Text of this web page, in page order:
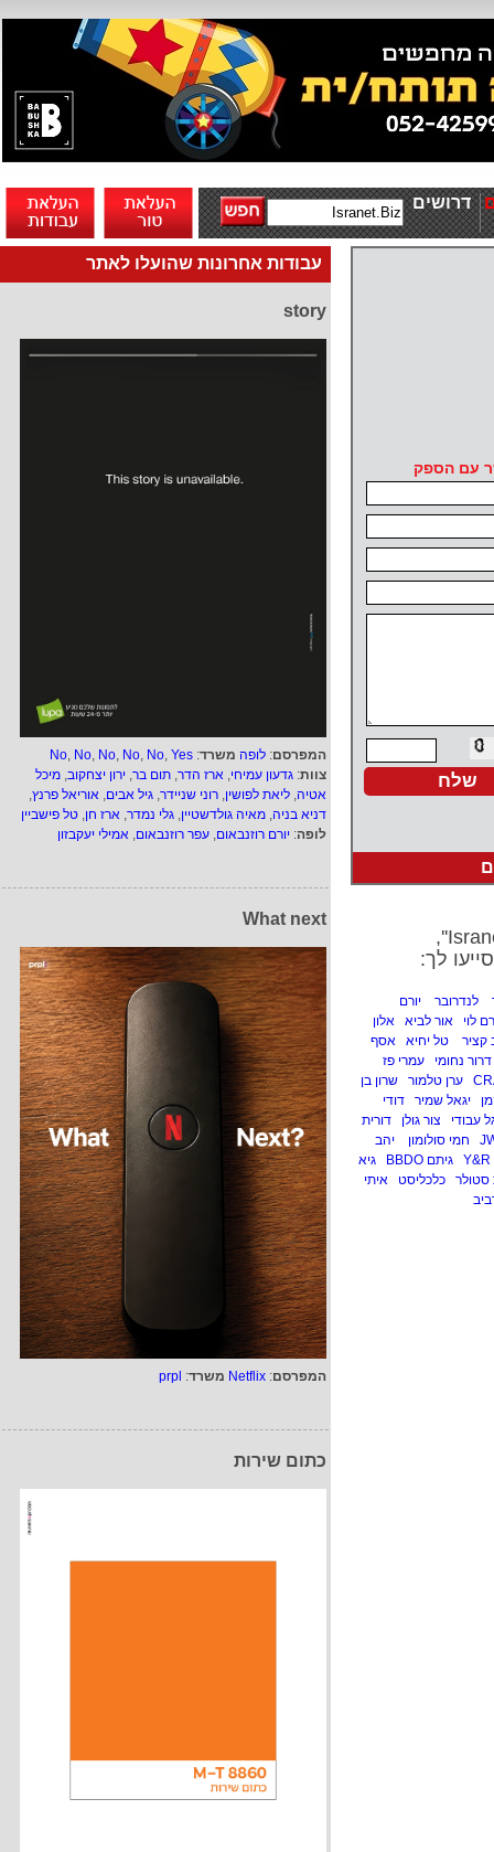
דרושים
עבודות אחרונות שהועלו לאתר
story
המפרסם: לופה משרד:
No, No, No, No, No, Yes
צוות: גדעון עמיחי, ארז הדר, תום בר, ירון יצחקוב, מיכל
אטיה, ליאת לפושין, רוני שניידר, גיל אבים, אוריאל פרנץ,
דניא בניה, מאיה גולדשטיין, גלי נמדר, ארז חן, טל פישביין
לופה: יורם רוזנבאום, עפר רוזנבאום, אמילי יעקבזון
What next
המפרסם:
Netflix משרד:
prpl
כתום שירות
עם הספק
לך:
לנדרובר
יורם
לוי
אור לביא
אלון
קציר
טל יחיא
אסף
דרור נחומי
עמרי פז
ערן טלמור
שרון בן
יגאל שמיר
דודי
עבודי
צור גולן
דורית
חמי סולומון
יהב
Y&R
גיתם BBDO
גיא
סטולר
כלכליסט
איתי